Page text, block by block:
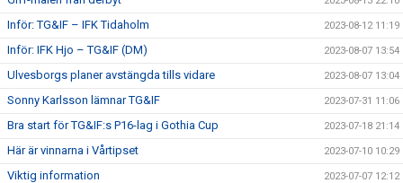
Inför: TG&IF – IFK Tidaholm 2023-08-12 11:19
Inför: IFK Hjo – TG&IF (DM) 2023-08-07 13:54
Ulvesborgs planer avstängda tills vidare 2023-08-07 13:04
Sonny Karlsson lämnar TG&IF 2023-07-31 11:06
Bra start för TG&IF:s P16-lag i Gothia Cup 2023-07-18 21:14
Här är vinnarna i Vårtipset 2023-07-10 10:29
Viktig information 2023-07-07 12:12